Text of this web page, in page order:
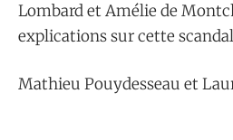
Lombard et Amélie de
explications sur cette
Mathieu Pouydesseau et